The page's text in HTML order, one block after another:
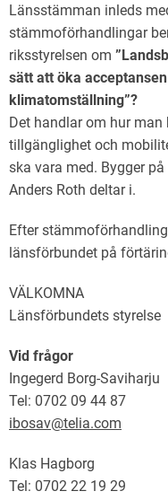
Länsstämman inleds
stämmoförhandlingar
riksstyrelsen om
sätt att öka
klimatomställning”?
Det handlar om hur
tillgänglighet och
ska vara med. Bygger
Anders Roth deltar i.
Efter
länsförbundet på
VÄLKOMNA
Länsförbundets styrelse
Vid frågor
Ingegerd Borg-Saviharju
Tel: 0702 09 44 87
ibosav@telia.com
Klas Hagborg
Tel: 0702 22 19 29